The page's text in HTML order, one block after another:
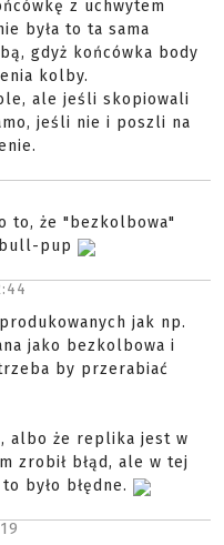
z uchwytem
była to ta sama
gdyż końcówka body
kolby.
ale jeśli skopiowali
jeśli nie i poszli na
to, że "bezkolbowa"
pup
jak np.
jako bezkolbowa i
by przerabiać
albo że replika jest w
zrobił błąd, ale w tej
było błędne.